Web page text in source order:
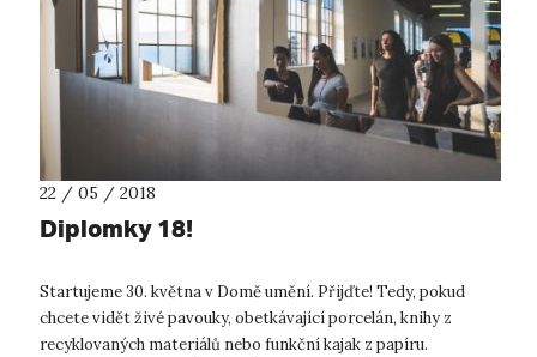
22 / 05 / 2018
Diplomky 18!
Startujeme 30. května v Domě umění. Přijďte! Tedy, pokud
chcete vidět živé pavouky, obetkávající porcelán, knihy z
recyklovaných materiálů nebo funkční kajak z papíru.